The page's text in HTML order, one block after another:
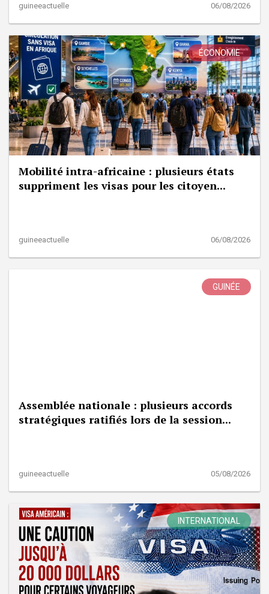
guineeactuelle 06/08/2026
ÉCONOMIE
Mobilité intra-africaine : plusieurs états
suppriment les visas pour les citoyen...
guineeactuelle 06/08/2026
GUINÉE
Assemblée nationale : plusieurs accords
stratégiques ratifiés lors de la session...
guineeactuelle 05/08/2026
INTERNATIONAL